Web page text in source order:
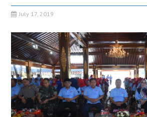
July 17, 2019